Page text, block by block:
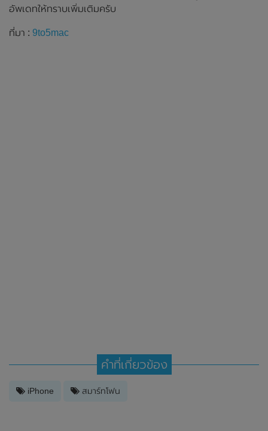
อัพเดทให้ทราบเพิ่มเติมครับ
ที่มา : 9to5mac
คำที่เกี่ยวข้อง
iPhone สมาร์ทโฟน